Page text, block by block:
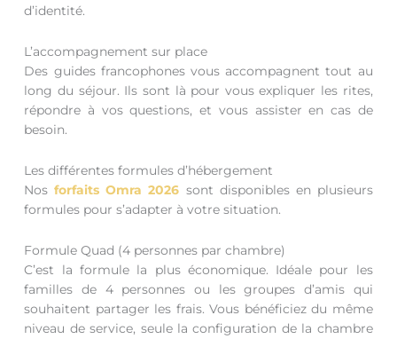
d’identité.
L’accompagnement sur place
Des guides francophones vous accompagnent tout au
long du séjour. Ils sont là pour vous expliquer les rites,
répondre à vos questions, et vous assister en cas de
besoin.
Les différentes formules d’hébergement
Nosforfaits Omra 2026 sont disponibles en plusieurs
formules pour s’adapter à votre situation.
Formule Quad (4 personnes par chambre)
C’est la formule la plus économique. Idéale pour les
familles de 4 personnes ou les groupes d’amis qui
souhaitent partager les frais. Vous bénéficiez du même
niveau de service, seule la configuration de la chambre